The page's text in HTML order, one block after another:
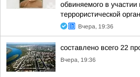
обвиняемого в
террористической
Вчера, 19:36
составлено всего 22
Вчера, 19:36